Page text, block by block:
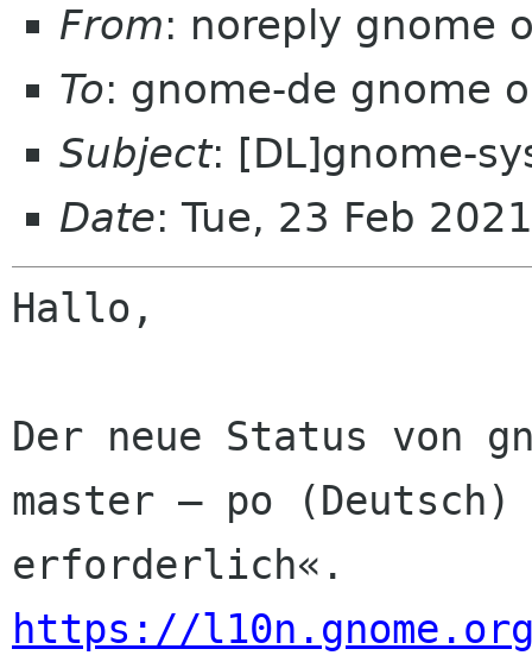
From: noreply gnome
To: gnome-de gnome
Subject: [DL]gnome-
Date: Tue, 23 Feb
Hallo,
Der neue Status von
master — po
https://